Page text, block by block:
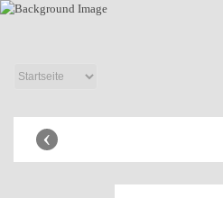
Anhänger Shop
‹